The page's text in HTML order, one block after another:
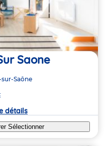
Saone
Saône
détails
Sélectionner